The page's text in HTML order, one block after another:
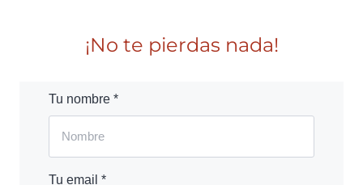
¡No te pierdas nada!
Tu nombre *
Tu email *